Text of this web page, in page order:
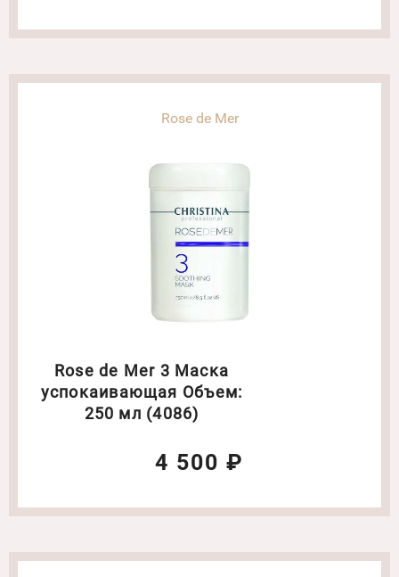
Rose de Mer
Rose de Mer 3 Маска
успокаивающая Объем:
250 мл (4086)
4 500 ₽